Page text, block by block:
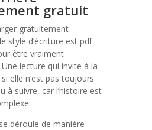
gratuit
gratuitement
style d’écriture est pdf
être vraiment
lecture qui invite à la
elle n’est pas toujours
à suivre, car l’histoire est
déroule de manière